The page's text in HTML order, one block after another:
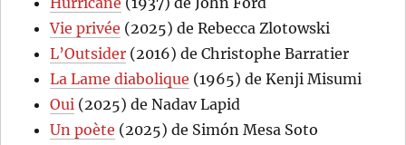
Vie privée (2025) de Rebecca Zlotowski
L’Outsider (2016) de Christophe Barratier
La Lame diabolique (1965) de Kenji Misumi
Oui (2025) de Nadav Lapid
Un poète (2025) de Simón Mesa Soto